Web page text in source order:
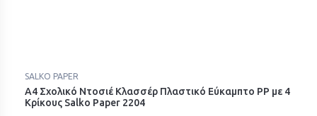
SALKO PAPER
Α4 Σχολικό Ντοσιέ Κλασσέρ Πλαστικό Εύκαμπτο PP με 4
Κρίκους Salko Paper 2204